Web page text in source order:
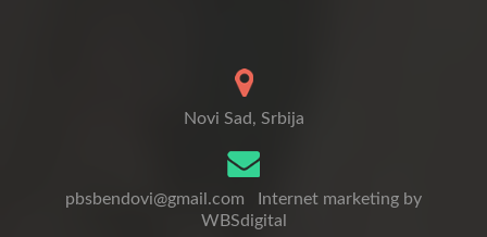
Novi Sad, Srbija
pbsbendovi@gmail.com
Internet marketing by
WBSdigital